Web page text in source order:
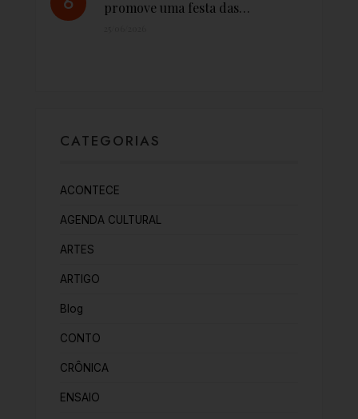
promove uma festa das…
CATEGORIAS
ACONTECE
AGENDA CULTURAL
ARTES
ARTIGO
Blog
CONTO
CRÔNICA
ENSAIO